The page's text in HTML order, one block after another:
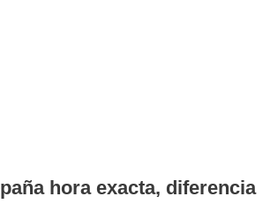
hora exacta, diferencia